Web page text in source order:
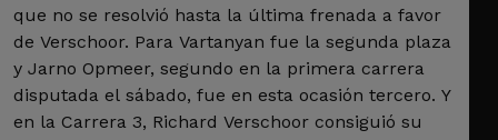
que no se resolvió hasta la última frenada a favor
de Verschoor. Para Vartanyan fue la segunda plaza
y Jarno Opmeer, segundo en la primera carrera
disputada el sábado, fue en esta ocasión tercero. Y
en la Carrera 3, Richard Verschoor consiguió su